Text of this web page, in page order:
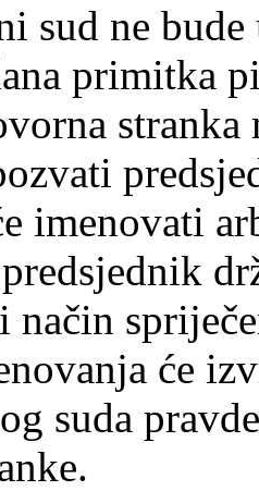
sud ne
primitka
stranka
imenovati
će
suda